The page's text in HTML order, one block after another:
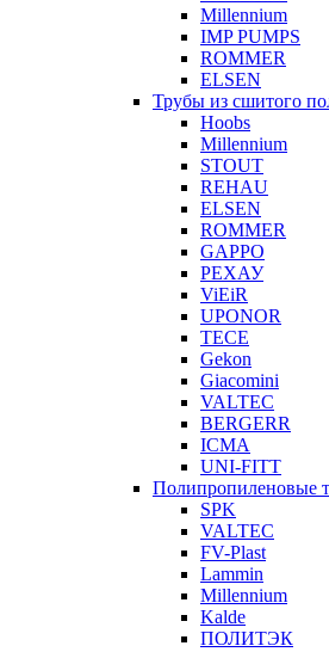
Millennium
IMP PUMPS
ROMMER
ELSEN
Трубы из сшитого
Hoobs
Millennium
STOUT
REHAU
ELSEN
ROMMER
GAPPO
РЕХАУ
ViEiR
UPONOR
TECE
Gekon
Giacomini
VALTEC
BERGERR
ICMA
UNI-FITT
Полипропиленовые
SPK
VALTEC
FV-Plast
Lammin
Millennium
Kalde
ПОЛИТЭК